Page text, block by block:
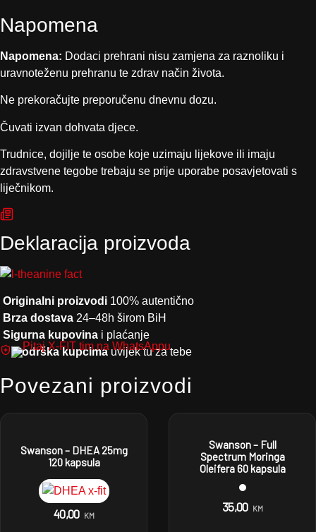
Napomena
Napomena: Dodaci prehrani nisu zamjena za raznoliku i
uravnoteženu prehranu te zdrav način života.
Ne prekoračujte preporučenu dnevnu dozu.
Čuvati izvan dohvata djece.
Trudnice, dojilje te osobe koje uzimaju lijekove ili imaju
zdravstvene tegobe trebaju se prije uporabe posavjetovati s
liječnikom.
Deklaracija proizvoda
Originalni proizvodi 100% autentično
Brza dostava 24–48h širom BiH
Sigurna kupovina i plaćanje
Podrška kupcima uvijek tu za tebe
Povezani proizvodi
Swanson – DHEA 25mg
120 kapsula
40,00 KM
Swanson – Full
Spectrum Moringa
Oleifera 60 kapsula
35,00 KM